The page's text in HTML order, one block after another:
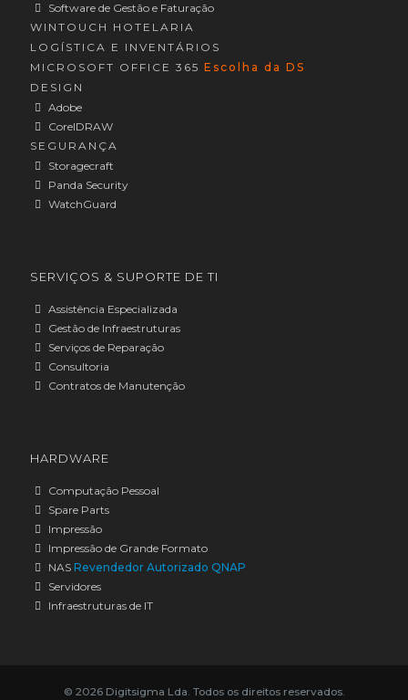
Software de Gestão e Faturação
WINTOUCH HOTELARIA
LOGÍSTICA E INVENTÁRIOS
MICROSOFT OFFICE 365 Escolha da DS
DESIGN
Adobe
CorelDRAW
SEGURANÇA
Storagecraft
Panda Security
WatchGuard
SERVIÇOS & SUPORTE DE TI
Assistência Especializada
Gestão de Infraestruturas
Serviços de Reparação
Consultoria
Contratos de Manutenção
HARDWARE
Computação Pessoal
Spare Parts
Impressão
Impressão de Grande Formato
NAS Revendedor Autorizado QNAP
Servidores
Infraestruturas de IT
© 2026 Digitsigma Lda. Todos os direitos reservados.